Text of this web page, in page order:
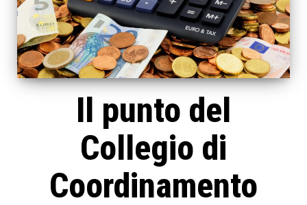
Il punto del
Collegio di
Coordinamento